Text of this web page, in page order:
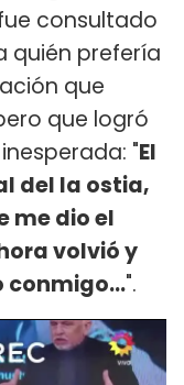
consultado
quién prefería
que
que logró
"El
del la ostia,
me dio el
volvió y
conmigo...".